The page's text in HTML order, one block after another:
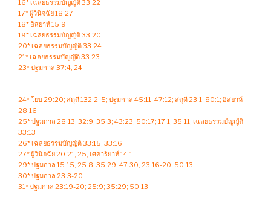
16* เฉลยธรรมบัญญัติ 33:22
17* ผู้วินิจฉัย 18:27
18* อิสยาห์ 15:9
19* เฉลยธรรมบัญญัติ 33:20
20* เฉลยธรรมบัญญัติ 33:24
21* เฉลยธรรมบัญญัติ 33:23
23* ปฐมกาล 37:4, 24
24* โยบ 29:20; สดุดี 132:2, 5; ปฐมกาล 45:11; 47:12; สดุดี 23:1; 80:1; อิสยาห์
28:16
25* ปฐมกาล 28:13; 32:9; 35:3; 43:23; 50:17; 17:1; 35:11; เฉลยธรรมบัญญัติ
33:13
26* เฉลยธรรมบัญญัติ 33:15; 33:16
27* ผู้วินิจฉัย 20:21, 25; เศคาริยาห์ 14:1
29* ปฐมกาล 15:15; 25:8; 35:29; 47:30; 23:16-20; 50:13
30* ปฐมกาล 23:3-20
31* ปฐมกาล 23:19-20; 25:9; 35:29; 50:13